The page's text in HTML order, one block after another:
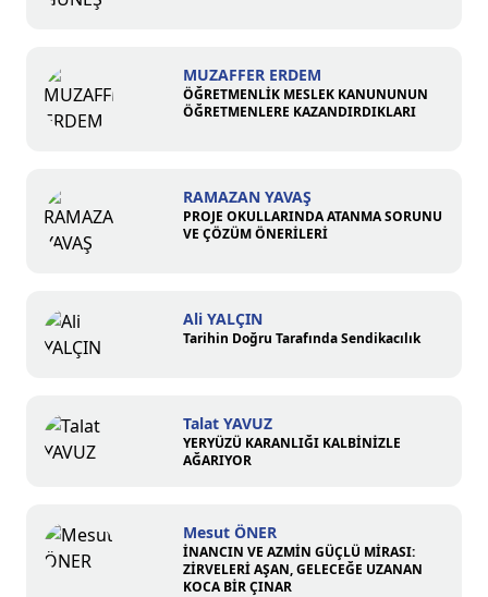
MUZAFFER ERDEM
ÖĞRETMENLİK MESLEK KANUNUNUN
ÖĞRETMENLERE KAZANDIRDIKLARI
RAMAZAN YAVAŞ
PROJE OKULLARINDA ATANMA SORUNU
VE ÇÖZÜM ÖNERİLERİ
Ali YALÇIN
Tarihin Doğru Tarafında Sendikacılık
Talat YAVUZ
YERYÜZÜ KARANLIĞI KALBİNİZLE
AĞARIYOR
Mesut ÖNER
İNANCIN VE AZMİN GÜÇLÜ MİRASI:
ZİRVELERİ AŞAN, GELECEĞE UZANAN
KOCA BİR ÇINAR